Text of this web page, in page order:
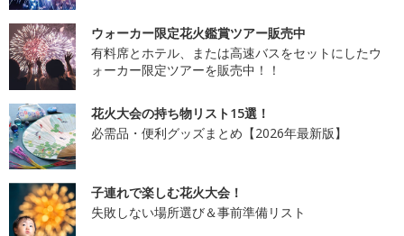
ウォーカー限定花火鑑賞ツアー販売中
有料席とホテル、または高速バスをセットにしたウ
ォーカー限定ツアーを販売中！！
花火大会の持ち物リスト15選！
必需品・便利グッズまとめ【2026年最新版】
子連れで楽しむ花火大会！
失敗しない場所選び＆事前準備リスト